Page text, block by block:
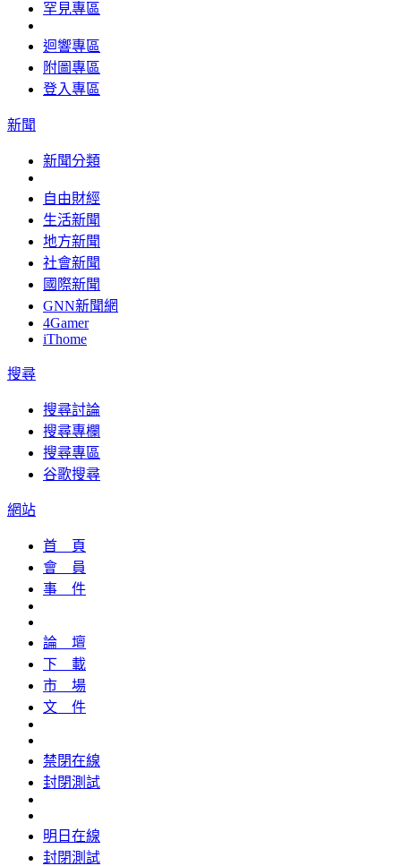
罕見專區
迴響專區
附圖專區
登入專區
新聞
新聞分類
自由財經
生活新聞
地方新聞
社會新聞
國際新聞
GNN新聞網
4Gamer
iThome
搜尋
搜尋討論
搜尋專欄
搜尋專區
谷歌搜尋
網站
首 頁
會 員
事 件
論 壇
下 載
市 場
文 件
禁閉在線
封閉測試
明日在線
封閉測試